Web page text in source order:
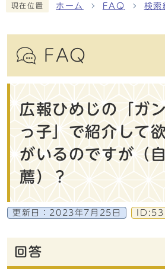
現在位置 ホーム FAQ 検索
FAQ
広報ひめじの「ガ
っ子」で紹介して
がいるのですが（
薦）？
更新日： 2023年7月25日
回答